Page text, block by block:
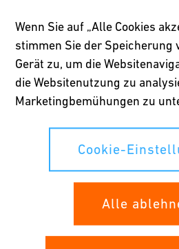
Wenn Sie auf „Alle Cookies
stimmen Sie der Speicherung
Gerät zu, um die
die Websitenutzung zu
Marketingbemühungen zu
Cookie-
Alle